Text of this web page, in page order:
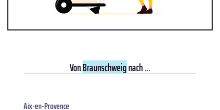
VonBraunschweignach ...
Aix-en-Provence